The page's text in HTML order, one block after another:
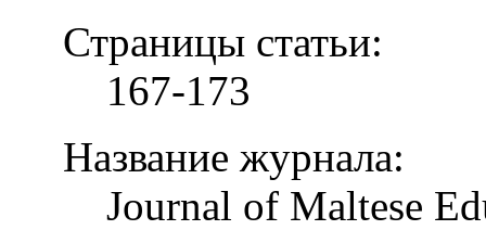
Страницы статьи:
167-173
Название журнала:
Journal of Maltese